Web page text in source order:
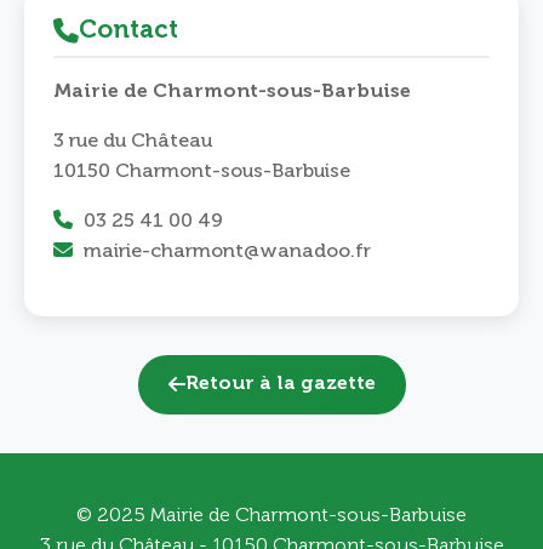
Contact
Mairie de Charmont-sous-Barbuise
3 rue du Château
10150 Charmont-sous-Barbuise
03 25 41 00 49
mairie-charmont@wanadoo.fr
Retour à la gazette
© 2025 Mairie de Charmont-sous-Barbuise